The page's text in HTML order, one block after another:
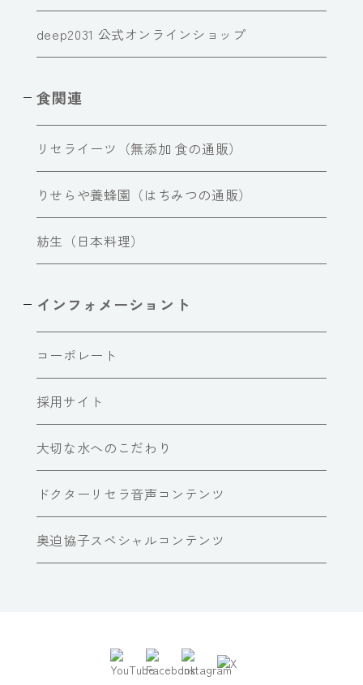
deep2031 公式オンラインショップ
食関連
リセライーツ（無添加 食の通販）
りせらや養蜂園（はちみつの通販）
紡生（日本料理）
インフォメーショント
コーポレート
採用サイト
大切な水へのこだわり
ドクターリセラ音声コンテンツ
奥迫協子スペシャルコンテンツ